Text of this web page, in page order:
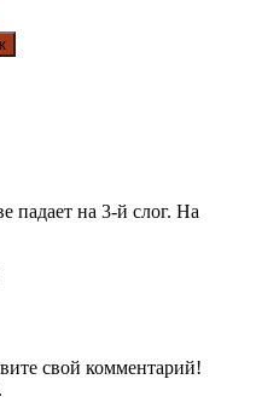
падает на 3-й слог. На
свой комментарий!